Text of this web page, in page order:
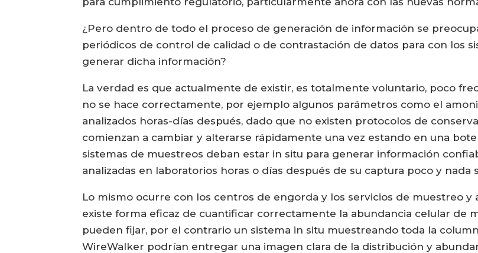
¿Pero dentro de todo el proceso de generación de información se
periódicos de control de calidad o de contrastación de datos para con los
generar dicha información?
La verdad es que actualmente de existir, es totalmente voluntario, poco
no se hace correctamente, por ejemplo algunos parámetros como el
analizados horas-días después, dado que no existen protocolos de
comienzan a cambiar y alterarse rápidamente una vez estando en una
sistemas de muestreos deban estar in situ para generar información
analizadas en laboratorios horas o días después de su captura poco y nada
Lo mismo ocurre con los centros de engorda y los servicios de muestreo
existe forma eficaz de cuantificar correctamente la abundancia celular de
pueden fijar, por el contrario un sistema in situ muestreando toda la
WireWalker podrían entregar una imagen clara de la distribución y